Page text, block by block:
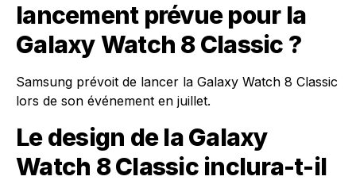
lancement prévue pour la
Galaxy Watch 8 Classic ?
Samsung prévoit de lancer la Galaxy Watch 8 Classic
lors de son événement en juillet.
Le design de la Galaxy
Watch 8 Classic inclura-t-il